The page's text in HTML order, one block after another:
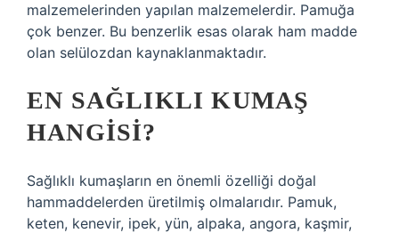
malzemelerinden yapılan malzemelerdir. Pamuğa
çok benzer. Bu benzerlik esas olarak ham madde
olan selülozdan kaynaklanmaktadır.
EN SAĞLIKLI KUMAŞ
HANGISI?
Sağlıklı kumaşların en önemli özelliği doğal
hammaddelerden üretilmiş olmalarıdır. Pamuk,
keten, kenevir, ipek, yün, alpaka, angora, kaşmir,